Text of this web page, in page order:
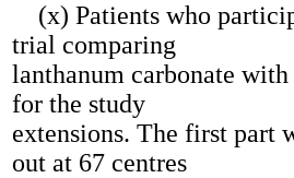
(x) Patients who
trial comparing
lanthanum carbonate
for the study
extensions. The first part
out at 67 centres